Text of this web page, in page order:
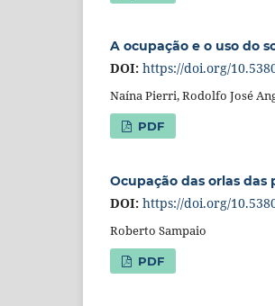
A ocupação e o uso do
DOI: https://doi.org/
Naína Pierri, Rodolfo José
PDF
Ocupação das orlas
DOI: https://doi.org/
Roberto Sampaio
PDF